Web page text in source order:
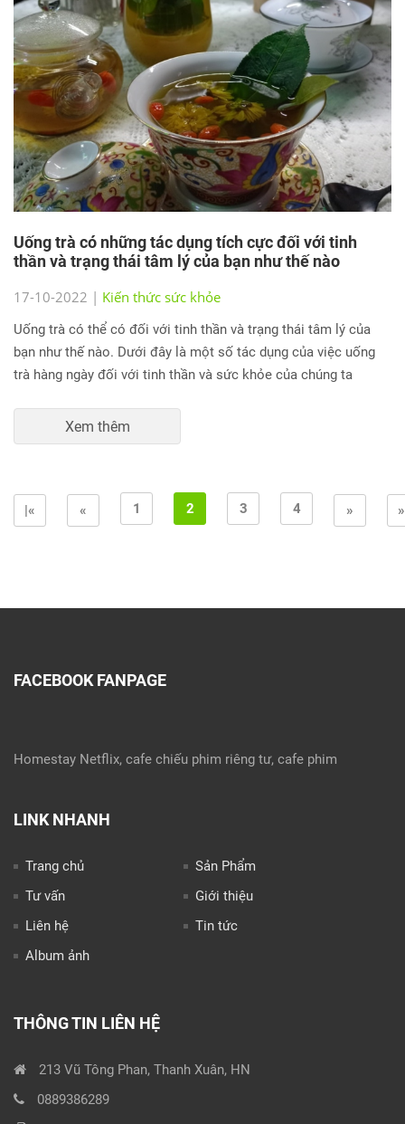
Uống trà có những tác dụng tích cực đối với tinh
thần và trạng thái tâm lý của bạn như thế nào
17-10-2022 | Kiến thức sức khỏe
Uống trà có thể có đối với tinh thần và trạng thái tâm lý của
bạn như thế nào. Dưới đây là một số tác dụng của việc uống
trà hàng ngày đối với tinh thần và sức khỏe của chúng ta
Xem thêm
|« « 1 2 3 4 »
FACEBOOK FANPAGE
Homestay Netflix, cafe chiếu phim riêng tư, cafe phim
LINK NHANH
Trang chủ
Sản Phẩm
Tư vấn
Giới thiệu
Liên hệ
Tin tức
Album ảnh
THÔNG TIN LIÊN HỆ
213 Vũ Tông Phan, Thanh Xuân, HN
0889386289